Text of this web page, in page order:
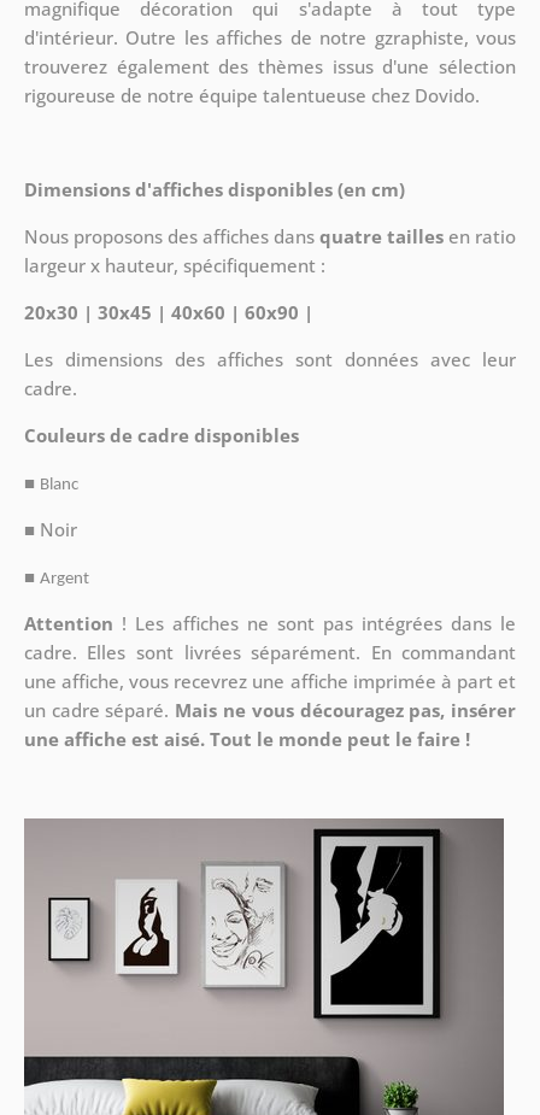
magnifique décoration qui s'adapte à tout type
d'intérieur. Outre les affiches de notre gzraphiste, vous
trouverez également des thèmes issus d'une sélection
rigoureuse de notre équipe talentueuse chez Dovido.
Dimensions d'affiches disponibles (en cm)
Nous proposons des affiches dansquatre tailles en ratio
largeur x hauteur, spécifiquement :
20x30 | 30x45 | 40x60 | 60x90 |
Les dimensions des affiches sont données avec leur
cadre.
Couleurs de cadre disponibles
■ Blanc
■ Noir
■ Argent
Attention ! Les affiches ne sont pas intégrées dans le
cadre. Elles sont livrées séparément. En commandant
une affiche, vous recevrez une affiche imprimée à part et
un cadre séparé. Mais ne vous découragez pas, insérer
une affiche est aisé. Tout le monde peut le faire !